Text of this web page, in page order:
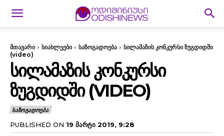
მთავარი სიახლეები საზოგადოება
სილამაზის კონკურსი ზუგდიდში
(video)
ᲡᲘᲚᲐᲛᲐᲖᲘᲡ ᲙᲝᲜᲙᲣᲠᲡᲘ
ᲖᲣᲒᲓᲘᲓᲨᲘ (VIDEO)
ᲡᲐᲖᲝᲒᲐᲓᲝᲔᲑᲐ
PUBLISHED ON 19 ᲛᲐᲠᲢᲘ 2019, 9:28